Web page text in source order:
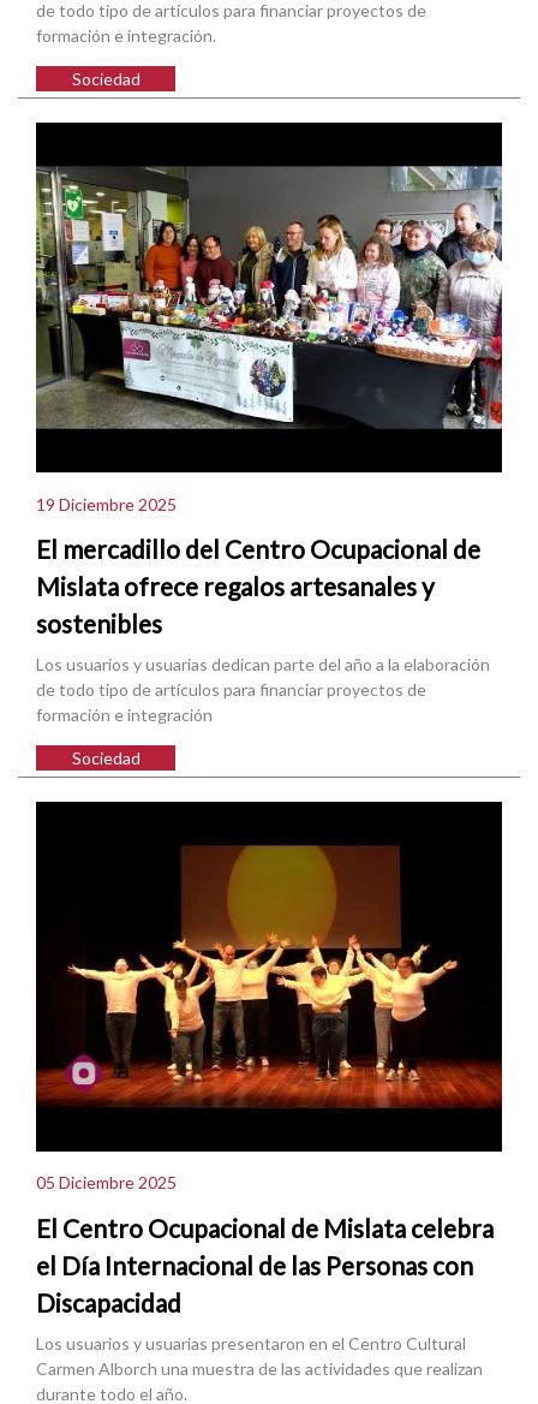
de todo tipo de artículos para financiar proyectos de
formación e integración.
Sociedad
19 Diciembre 2025
El mercadillo del Centro Ocupacional de
Mislata ofrece regalos artesanales y
sostenibles
Los usuarios y usuarias dedican parte del año a la elaboración
de todo tipo de artículos para financiar proyectos de
formación e integración
Sociedad
05 Diciembre 2025
El Centro Ocupacional de Mislata celebra
el Día Internacional de las Personas con
Discapacidad
Los usuarios y usuarias presentaron en el Centro Cultural
Carmen Alborch una muestra de las actividades que realizan
durante todo el año.